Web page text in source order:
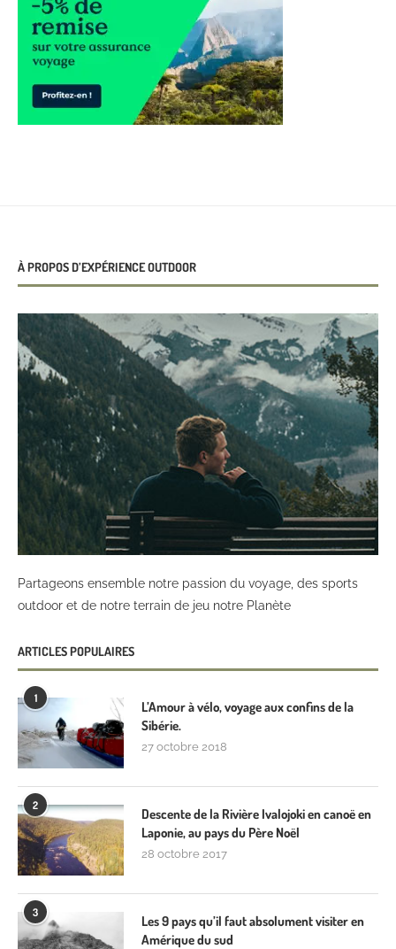
À PROPOS D’EXPÉRIENCE OUTDOOR
Partageons ensemble notre passion du voyage, des sports
outdoor et de notre terrain de jeu notre Planète
ARTICLES POPULAIRES
1
L’Amour à vélo, voyage aux confins de la
Sibérie.
27 octobre 2018
2
Descente de la Rivière Ivalojoki en canoë en
Laponie, au pays du Père Noël
28 octobre 2017
3
Les 9 pays qu’il faut absolument visiter en
Amérique du sud